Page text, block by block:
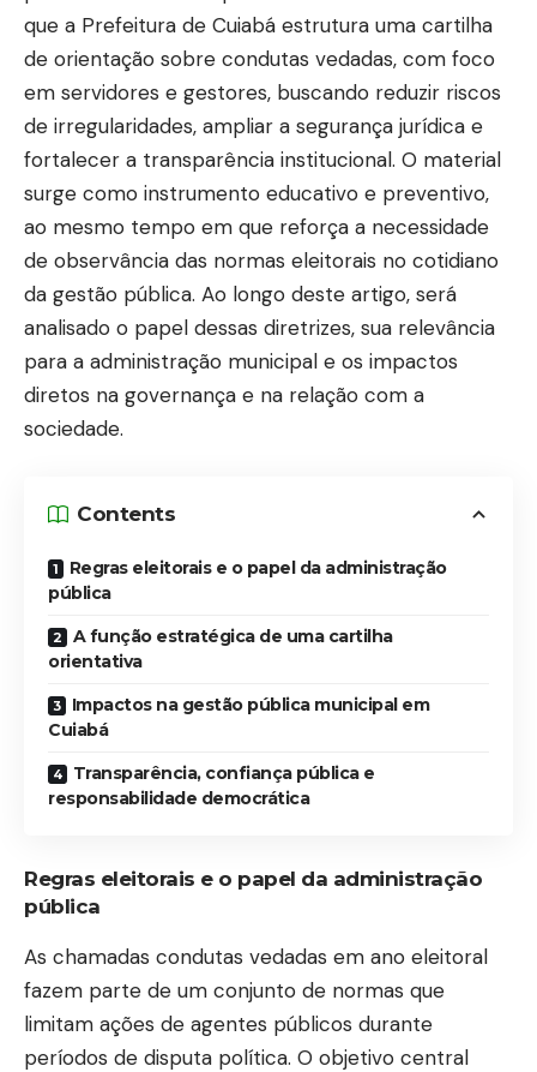
que a Prefeitura de Cuiabá estrutura uma cartilha
de orientação sobre condutas vedadas, com foco
em servidores e gestores, buscando reduzir riscos
de irregularidades, ampliar a segurança jurídica e
fortalecer a transparência institucional. O material
surge como instrumento educativo e preventivo,
ao mesmo tempo em que reforça a necessidade
de observância das normas eleitorais no cotidiano
da gestão pública. Ao longo deste artigo, será
analisado o papel dessas diretrizes, sua relevância
para a administração municipal e os impactos
diretos na governança e na relação com a
sociedade.
Contents
Regras eleitorais e o papel da administração
pública
A função estratégica de uma cartilha
orientativa
Impactos na gestão pública municipal em
Cuiabá
Transparência, confiança pública e
responsabilidade democrática
Regras eleitorais e o papel da administração
pública
As chamadas condutas vedadas em ano eleitoral
fazem parte de um conjunto de normas que
limitam ações de agentes públicos durante
períodos de disputa política. O objetivo central